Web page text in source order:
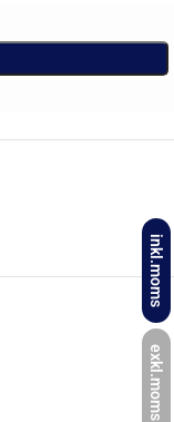
inkl.moms
exkl.moms
Nej